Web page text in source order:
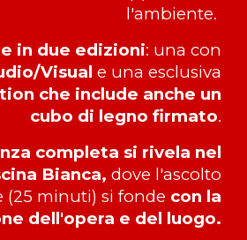
l'ambiente.
in due edizioni: una con
Visual e una esclusiva
che include anche un
cubo di legno firmato.
completa si rivela nel
Bianca, dove l'ascolto
(25 minuti) si fonde con la
dell'opera e del luogo.